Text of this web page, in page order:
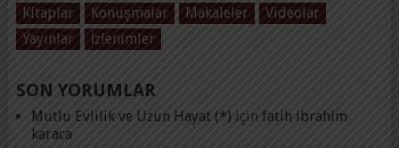
Kitaplar
Konuşmalar Makaleler
Videolar
Yayınlar
İzlenimler
SON YORUMLAR
Mutlu Evlilik ve Uzun Hayat (*) için fatih ibrahim
karaca